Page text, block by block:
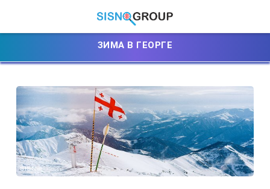
ЗИМА В ГЕОРГЕ